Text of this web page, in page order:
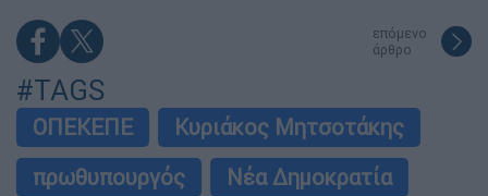
επόμενο
άρθρο
#TAGS
ΟΠΕΚΕΠΕ
Κυριάκος Μητσοτάκης
πρωθυπουργός
Νέα Δημοκρατία